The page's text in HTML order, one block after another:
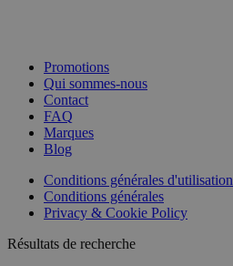
Promotions
Qui sommes-nous
Contact
FAQ
Marques
Blog
Conditions générales d'utilisation
Conditions générales
Privacy & Cookie Policy
Résultats de recherche